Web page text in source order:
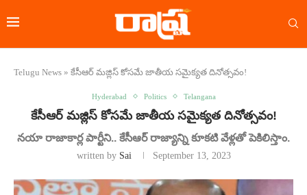
Telugu News » కేసీఆర్ మజ్లిస్ కోసమే జాతీయ సమైక్యత దినోత్సవం!
Hyderabad Politics Telangana
కేసీఆర్ మజ్లిస్ కోసమే జాతీయ సమైక్యత దినోత్సవం!
నయా రాజాకార్ల పార్టీని.. కేసీఆర్ రాజ్యాన్ని కూకటి వేళ్లతో పెకిలిస్తాం.
written by Sai September 13, 2023